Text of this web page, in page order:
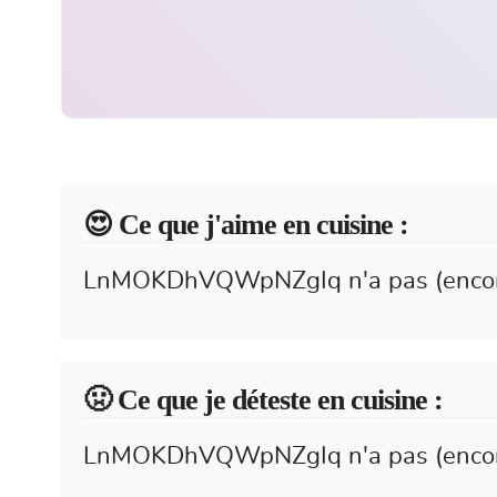
😍️ Ce que j'aime en cuisine :
LnMOKDhVQWpNZgIq n'a pas
🤢 Ce que je déteste en cuisine :
LnMOKDhVQWpNZgIq n'a pas